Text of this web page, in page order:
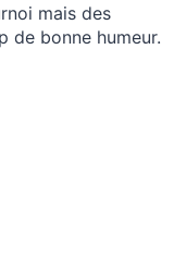
mais des
de bonne humeur.